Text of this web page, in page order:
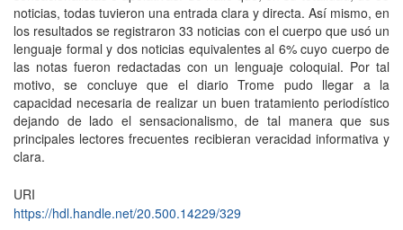
noticias, todas tuvieron una entrada clara y directa. Así mismo, en
los resultados se registraron 33 noticias con el cuerpo que usó un
lenguaje formal y dos noticias equivalentes al 6% cuyo cuerpo de
las notas fueron redactadas con un lenguaje coloquial. Por tal
motivo, se concluye que el diario Trome pudo llegar a la
capacidad necesaria de realizar un buen tratamiento periodístico
dejando de lado el sensacionalismo, de tal manera que sus
principales lectores frecuentes recibieran veracidad informativa y
clara.
URI
https://hdl.handle.net/20.500.14229/329